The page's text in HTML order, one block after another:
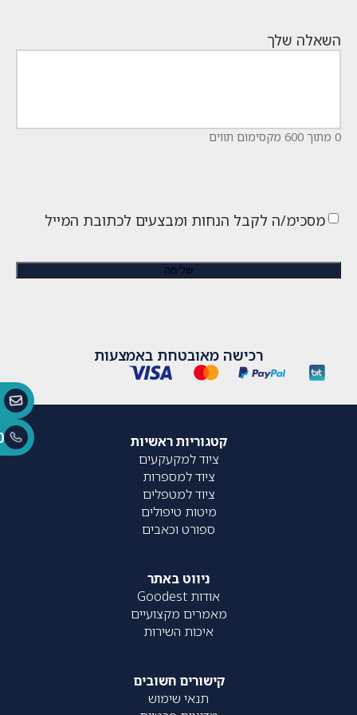
השאלה שלך
0 מתוך 600 מקסימום תווים
מסכימ/ה לקבל הנחות ומבצעים לכתובת המייל
רכישה מאובטחת באמצעות
קטגוריות ראשיות
ציוד למקעקעים
ציוד למספרות
ציוד למטפלים
מיטות טיפולים
ספורט וכאבים
ניווט באתר
אודות Goodest
מאמרים מקצועיים
איכות השירות
קישורים חשובים
תנאי שימוש